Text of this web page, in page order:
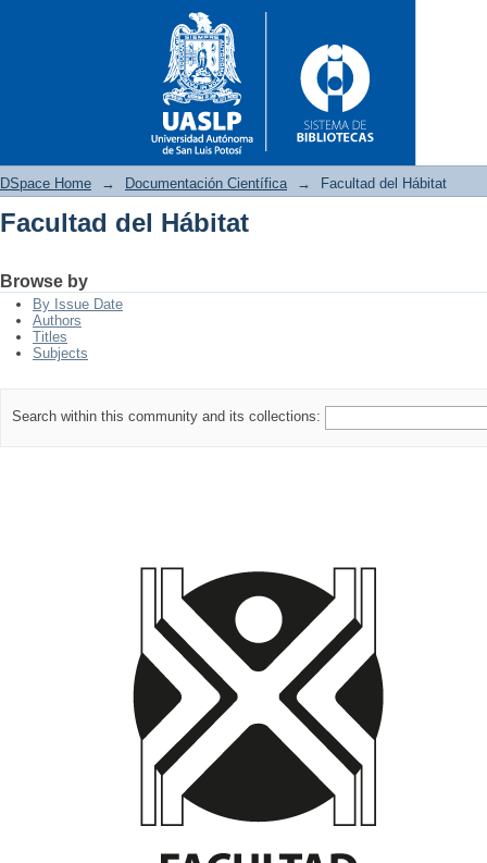
DSpace Home → Documentación Científica → Facultad del Hábitat
Facultad del Hábitat
Browse by
By Issue Date
Authors
Titles
Subjects
Search within this community and its collections: